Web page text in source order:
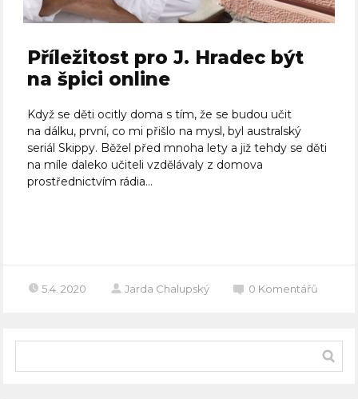
Příležitost pro J. Hradec být
na špici online
Když se děti ocitly doma s tím, že se budou učit
na dálku, první, co mi přišlo na mysl, byl australský
seriál Skippy. Běžel před mnoha lety a již tehdy se děti
na míle daleko učiteli vzdělávaly z domova
prostřednictvím rádia...
5.4. 2020 Jarda Chalupský 0 Komentářů